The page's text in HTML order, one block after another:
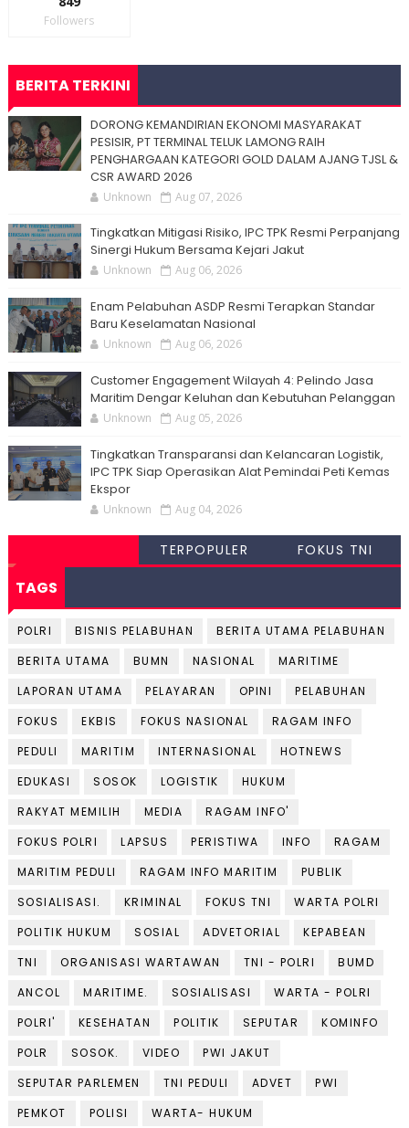
Followers
BERITA TERKINI
DORONG KEMANDIRIAN EKONOMI MASYARAKAT
PESISIR, PT TERMINAL TELUK LAMONG RAIH
PENGHARGAAN KATEGORI GOLD DALAM AJANG TJSL &
CSR AWARD 2026
Unknown Aug 07, 2026
Tingkatkan Mitigasi Risiko, IPC TPK Resmi Perpanjang
Sinergi Hukum Bersama Kejari Jakut
Unknown Aug 06, 2026
Enam Pelabuhan ASDP Resmi Terapkan Standar
Baru Keselamatan Nasional
Unknown Aug 06, 2026
Customer Engagement Wilayah 4: Pelindo Jasa
Maritim Dengar Keluhan dan Kebutuhan Pelanggan
Unknown Aug 05, 2026
Tingkatkan Transparansi dan Kelancaran Logistik,
IPC TPK Siap Operasikan Alat Pemindai Peti Kemas
Ekspor
Unknown Aug 04, 2026
TERPOPULER FOKUS TNI
TAGS
POLRI BISNIS PELABUHAN
BERITA UTAMA PELABUHAN
BERITA UTAMA
BUMN NASIONAL
MARITIME
LAPORAN UTAMA
PELAYARAN OPINI
PELABUHAN
FOKUS
EKBIS FOKUS NASIONAL
RAGAM INFO
PEDULI
MARITIM INTERNASIONAL
HOTNEWS
EDUKASI
SOSOK LOGISTIK
HUKUM
RAKYAT MEMILIH
MEDIA
RAGAM INFO'
FOKUS POLRI
LAPSUS PERISTIWA INFO
RAGAM
MARITIM PEDULI
RAGAM INFO MARITIM
PUBLIK
SOSIALISASI.
KRIMINAL FOKUS TNI
WARTA POLRI
POLITIK HUKUM
SOSIAL ADVETORIAL
KEPABEAN
TNI
ORGANISASI WARTAWAN TNI - POLRI
BUMD
ANCOL
MARITIME. SOSIALISASI
WARTA - POLRI
POLRI'
KESEHATAN POLITIK SEPUTAR
KOMINFO
POLR
SOSOK. VIDEO
PWI JAKUT
SEPUTAR PARLEMEN
TNI PEDULI ADVET
PWI
PEMKOT
POLISI
WARTA- HUKUM